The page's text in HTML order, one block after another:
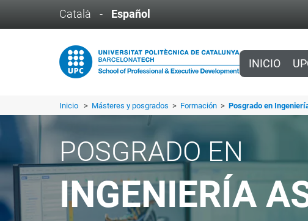
Català - Español
INICIO
Inicio > Másteres y posgrados > Formación > Posgrado en
POSGRADO EN
INGENIERÍA